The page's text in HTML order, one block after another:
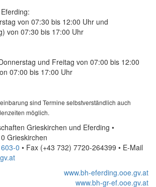
von 07:30 bis 12:00 Uhr und
von 07:30 bis 17:00 Uhr
und Freitag von 07:00 bis 12:00
07:00 bis 17:00 Uhr
sind Termine selbstverständlich auch
möglich.
Grieskirchen und Eferding •
Grieskirchen
0 • Fax (+43 732) 7720-264399 • E-Mail
www.bh-eferding.ooe.gv.at
www.bh-gr-ef.ooe.gv.at